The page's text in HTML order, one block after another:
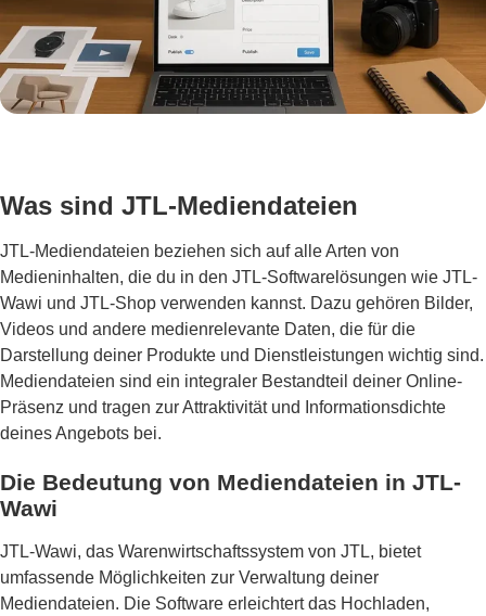
Was sind JTL-Mediendateien
JTL-Mediendateien beziehen sich auf alle Arten von
Medieninhalten, die du in den JTL-Softwarelösungen wie JTL-
Wawi und JTL-Shop verwenden kannst. Dazu gehören Bilder,
Videos und andere medienrelevante Daten, die für die
Darstellung deiner Produkte und Dienstleistungen wichtig sind.
Mediendateien sind ein integraler Bestandteil deiner Online-
Präsenz und tragen zur Attraktivität und Informationsdichte
deines Angebots bei.
Die Bedeutung von Mediendateien in JTL-
Wawi
JTL-Wawi, das Warenwirtschaftssystem von JTL, bietet
umfassende Möglichkeiten zur Verwaltung deiner
Mediendateien. Die Software erleichtert das Hochladen,